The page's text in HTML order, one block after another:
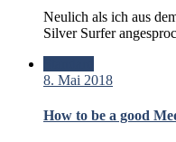
Neulich als ich aus
Silver Surfer
8. Mai 2018
How to be a good